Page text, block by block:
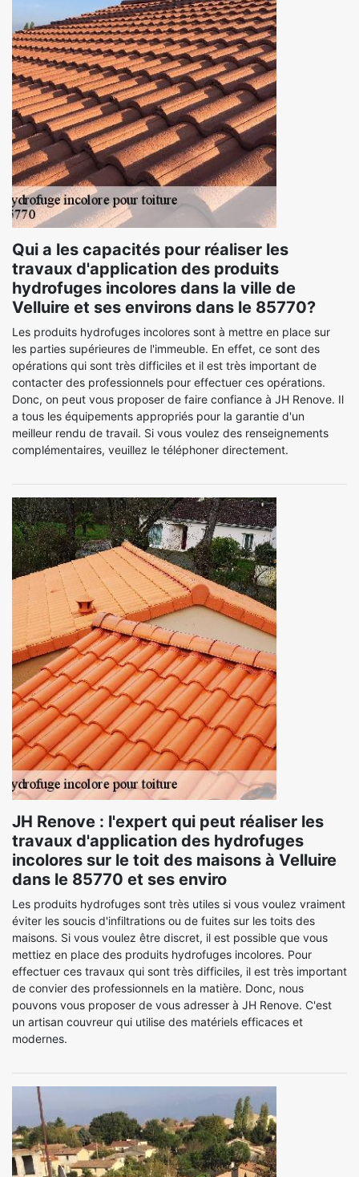
Qui a les capacités pour réaliser les
travaux d'application des produits
hydrofuges incolores dans la ville de
Velluire et ses environs dans le 85770?
Les produits hydrofuges incolores sont à mettre en place sur
les parties supérieures de l'immeuble. En effet, ce sont des
opérations qui sont très difficiles et il est très important de
contacter des professionnels pour effectuer ces opérations.
Donc, on peut vous proposer de faire confiance à JH Renove. Il
a tous les équipements appropriés pour la garantie d'un
meilleur rendu de travail. Si vous voulez des renseignements
complémentaires, veuillez le téléphoner directement.
JH Renove : l'expert qui peut réaliser les
travaux d'application des hydrofuges
incolores sur le toit des maisons à Velluire
dans le 85770 et ses enviro
Les produits hydrofuges sont très utiles si vous voulez vraiment
éviter les soucis d'infiltrations ou de fuites sur les toits des
maisons. Si vous voulez être discret, il est possible que vous
mettiez en place des produits hydrofuges incolores. Pour
effectuer ces travaux qui sont très difficiles, il est très important
de convier des professionnels en la matière. Donc, nous
pouvons vous proposer de vous adresser à JH Renove. C'est
un artisan couvreur qui utilise des matériels efficaces et
modernes.